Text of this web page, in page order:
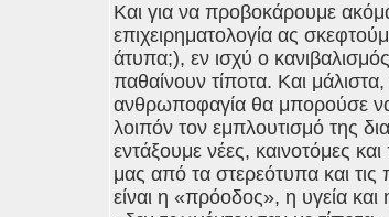
Και για να προβοκάρουμε
επιχειρηματολογία ας
άτυπα;), εν ισχύ ο
παθαίνουν τίποτα. Και
ανθρωποφαγία θα μπορούσε να
λοιπόν τον εμπλουτισμό της
εντάξουμε νέες, καινοτόμες
μας από τα στερεότυπα και
είναι η «πρόοδος», η υγεία